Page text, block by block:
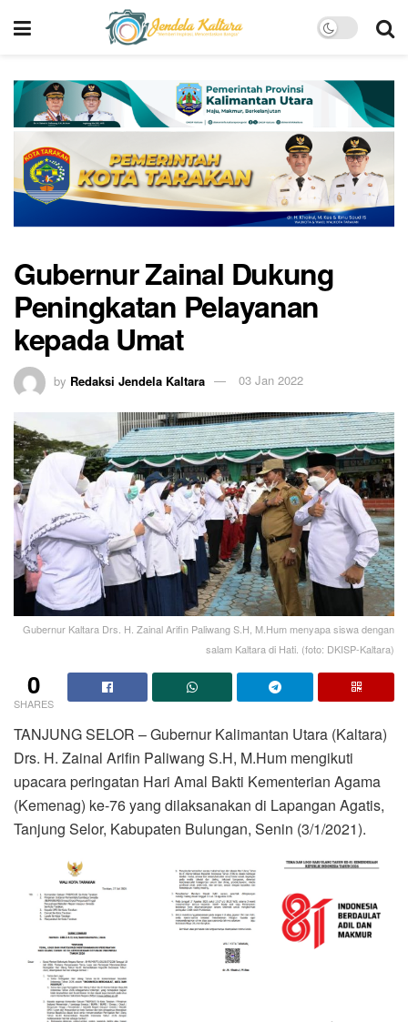
Gubernur Zainal Dukung
Peningkatan Pelayanan
kepada Umat
by Redaksi Jendela Kaltara 03 Jan 2022
Gubernur Kaltara Drs. H. Zainal Arifin Paliwang S.H, M.Hum menyapa siswa dengan
salam Kaltara di Hati. (foto: DKISP-Kaltara)
0
SHARES
TANJUNG SELOR – Gubernur Kalimantan Utara (Kaltara)
Drs. H. Zainal Arifin Paliwang S.H, M.Hum mengikuti
upacara peringatan Hari Amal Bakti Kementerian Agama
(Kemenag) ke-76 yang dilaksanakan di Lapangan Agatis,
Tanjung Selor, Kabupaten Bulungan, Senin (3/1/2021).